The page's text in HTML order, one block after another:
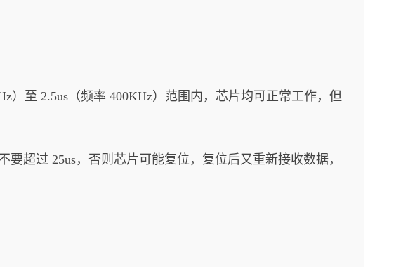
）至 2.5us（频率 400KHz）范围内，芯片均可正常工作，但
要超过 25us，否则芯片可能复位，复位后又重新接收数据，